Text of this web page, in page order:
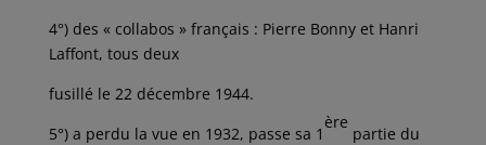
4°) des « collabos » français : Pierre Bonny et Hanri
Laffont, tous deux
fusillé le 22 décembre 1944.
5°) a perdu la vue en 1932, passe sa 1
ère
partie du